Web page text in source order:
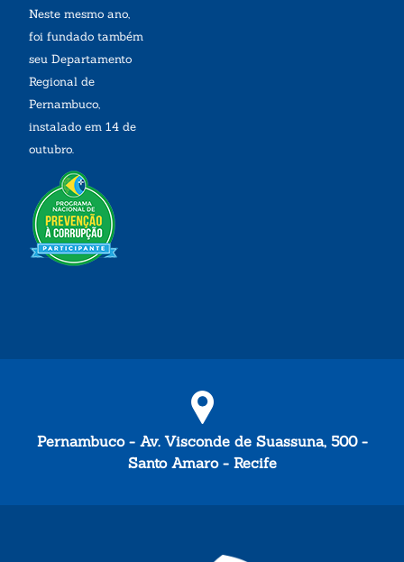
Neste mesmo ano,
foi fundado também
seu Departamento
Regional de
Pernambuco,
instalado em 14 de
outubro.
Pernambuco - Av. Visconde de Suassuna, 500 -
Santo Amaro - Recife